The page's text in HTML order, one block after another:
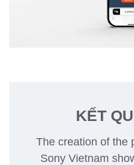
KẾT
The creation of the
Sony Vietnam